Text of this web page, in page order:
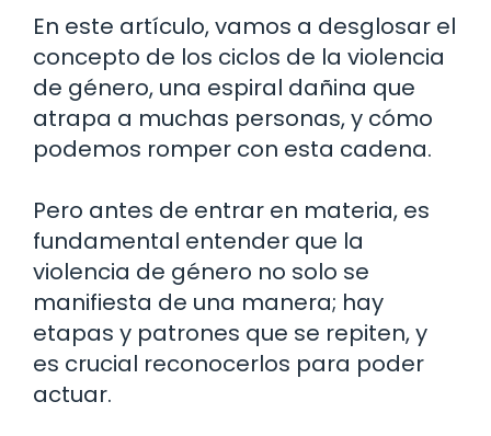
En este artículo, vamos a desglosar el
concepto de los ciclos de la violencia
de género, una espiral dañina que
atrapa a muchas personas, y cómo
podemos romper con esta cadena.
Pero antes de entrar en materia, es
fundamental entender que la
violencia de género no solo se
manifiesta de una manera; hay
etapas y patrones que se repiten, y
es crucial reconocerlos para poder
actuar.